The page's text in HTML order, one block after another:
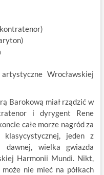
Wrocławskiej
Barokową miał rządzić w
i dyrygent Rene
całe morze nagród za
jeden z
dawnej, wielka gwiazda
Harmonii Mundi. Nikt,
nie mieć na półkach